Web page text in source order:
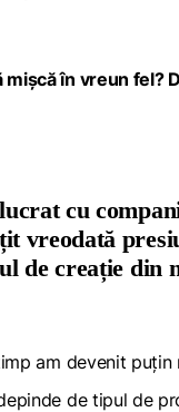
în vreun fel?
cu
vreodată
de creație din
am devenit
de tipul de